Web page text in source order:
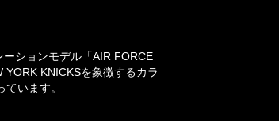
ションモデル「AIR FORCE
KNICKSを象徴するカラ
います。